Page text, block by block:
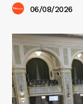
06/08/2026